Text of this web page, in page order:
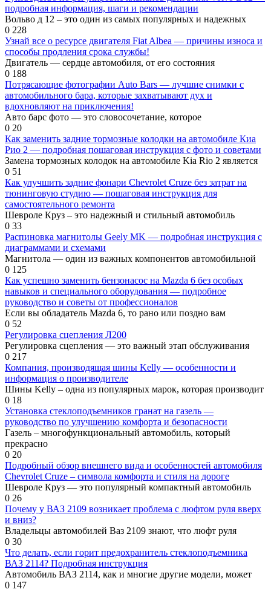
подробная информация, шаги и рекомендации
Вольво д 12 – это один из самых популярных и надежных
0 228
Узнай все о ресурсе двигателя Fiat Albea — причины износа и
способы продления срока службы!
Двигатель — сердце автомобиля, от его состояния
0 188
Потрясающие фотографии Auto Bars — лучшие снимки с
автомобильного бара, которые захватывают дух и
вдохновляют на приключения!
Авто барс фото — это словосочетание, которое
0 20
Как заменить задние тормозные колодки на автомобиле Киа
Рио 2 — подробная пошаговая инструкция с фото и советами
Замена тормозных колодок на автомобиле Kia Rio 2 является
0 51
Как улучшить задние фонари Chevrolet Cruze без затрат на
тюнинговую студию — пошаговая инструкция для
самостоятельного ремонта
Шевроле Круз – это надежный и стильный автомобиль
0 33
Распиновка магнитолы Geely MK — подробная инструкция с
диаграммами и схемами
Магнитола — один из важных компонентов автомобильной
0 125
Как успешно заменить бензонасос на Mazda 6 без особых
навыков и специального оборудования — подробное
руководство и советы от профессионалов
Если вы обладатель Mazda 6, то рано или поздно вам
0 52
Регулировка сцепления Л200
Регулировка сцепления — это важный этап обслуживания
0 217
Компания, производящая шины Kelly — особенности и
информация о производителе
Шины Kelly – одна из популярных марок, которая производит
0 18
Установка стеклоподъемников гранат на газель —
руководство по улучшению комфорта и безопасности
Газель – многофункциональный автомобиль, который
прекрасно
0 20
Подробный обзор внешнего вида и особенностей автомобиля
Chevrolet Cruze – символа комфорта и стиля на дороге
Шевроле Круз — это популярный компактный автомобиль
0 26
Почему у ВАЗ 2109 возникает проблема с люфтом руля вверх
и вниз?
Владельцы автомобилей Ваз 2109 знают, что люфт руля
0 30
Что делать, если горит предохранитель стеклоподъемника
ВАЗ 2114? Подробная инструкция
Автомобиль ВАЗ 2114, как и многие другие модели, может
0 147